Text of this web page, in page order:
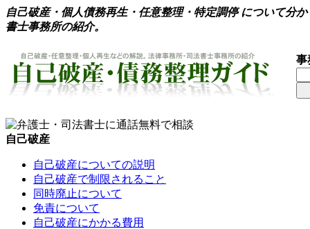
自己破産・個人債務再生・任意整理・特定調停 について分
書士事務所の紹介。
事
自己破産
自己破産についての説明
自己破産で制限されること
同時廃止について
免責について
自己破産にかかる費用